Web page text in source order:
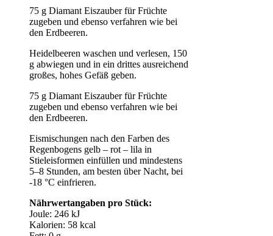
75 g Diamant Eiszauber für Früchte
zugeben und ebenso verfahren wie bei
den Erdbeeren.
Heidelbeeren waschen und verlesen, 150
g abwiegen und in ein drittes ausreichend
großes, hohes Gefäß geben.
75 g Diamant Eiszauber für Früchte
zugeben und ebenso verfahren wie bei
den Erdbeeren.
Eismischungen nach den Farben des
Regenbogens gelb – rot – lila in
Stieleisformen einfüllen und mindestens
5–8 Stunden, am besten über Nacht, bei
-18 °C einfrieren.
Nährwertangaben pro Stück:
Joule: 246 kJ
Kalorien: 58 kcal